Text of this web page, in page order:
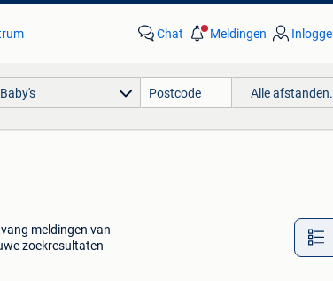
Chat Meldingen
Alle
meldingen van
zoekresultaten